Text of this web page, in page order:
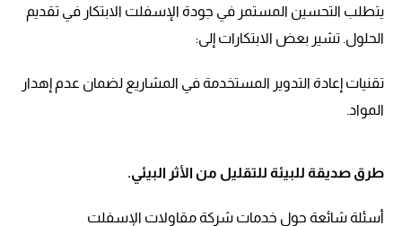
يتطلب التحسين المستمر في جودة الإسفلت الابتكار في تقديم
الحلول. تشير بعض الابتكارات إلى:
تقنيات إعادة التدوير المستخدمة في المشاريع لضمان عدم إهدار
المواد.
طرق صديقة للبيئة للتقليل من الأثر البيئي.
أسئلة شائعة حول خدمات شركة مقاولات الإسفلت